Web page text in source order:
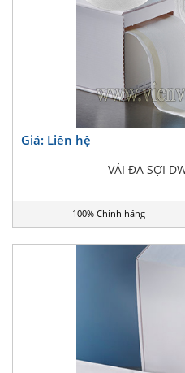
Giá: Liên hệ
VẢI ĐA SỢI
100% Chính hãng